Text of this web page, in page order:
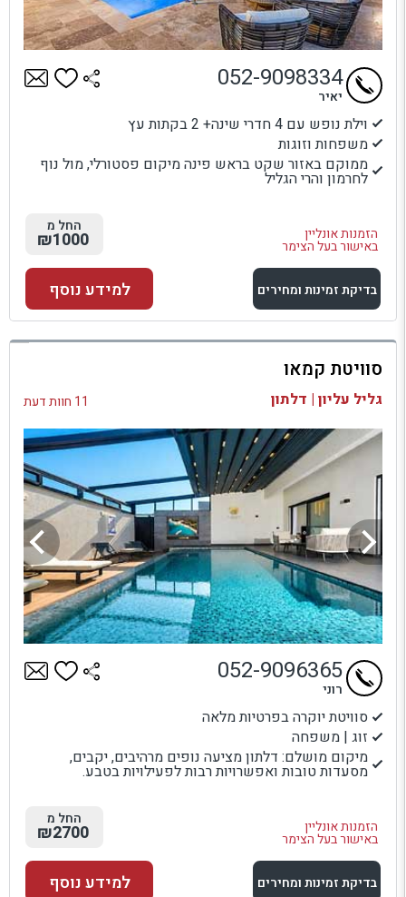
וילת נופש עם 4 חדרי שינה+ 2 בקתות עץ
משפחות וזוגות
ממוקם באזור שקט בראש פינה מיקום פסטורלי, מול נוף
לחרמון והרי הגליל
הזמנות אונליין
באישור בעל הצימר
052-9098334
יאיר
החל מ
₪1000
בדיקת זמינות ומחירים
למתחם זה
בדיקת זמינות ומחירים
למידע נוסף
סוויטת קמאו
גליל עליון | דלתון 11 חוות דעת
סוויטת יוקרה בפרטיות מלאה
זוג | משפחה
מיקום מושלם: דלתון מציעה נופים מרהיבים, יקבים,
מסעדות טובות ואפשרויות רבות לפעילויות בטבע.
הזמנות אונליין
באישור בעל הצימר
052-9096365
רוני
החל מ
₪2700
בדיקת זמינות ומחירים למידע נוסף